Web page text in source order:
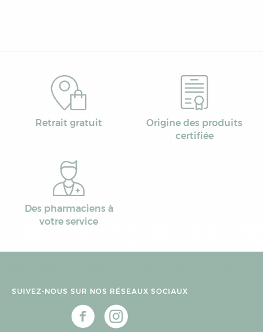
Retrait gratuit
Origine des produits
certifiée
Des pharmaciens à
votre service
SUIVEZ-NOUS SUR NOS RÉSEAUX SOCIAUX